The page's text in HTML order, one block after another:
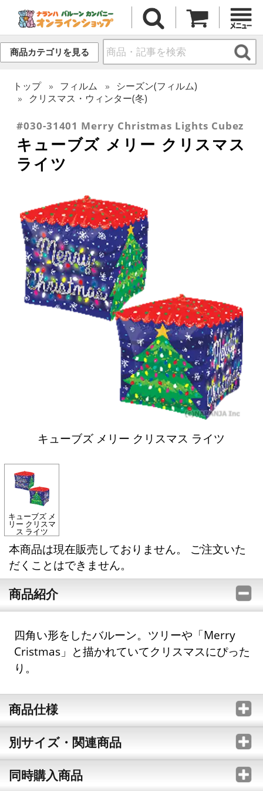
商品カテゴリを見る
トップ フィルム
シーズン(フィルム)
クリスマス・ウィンター(冬)
#030-31401 Merry Christmas Lights Cubez
キューブズ メリー クリスマス
ライツ
キューブズ メリー クリスマス ライツ
キューブズ メ
リー クリスマ
ス ライツ
本商品は現在販売しておりません。 ご注文いた
だくことはできません。
商品紹介
四角い形をしたバルーン。ツリーや「Merry
Cristmas」と描かれていてクリスマスにぴった
り。
商品仕様
別サイズ・関連商品
同時購入商品